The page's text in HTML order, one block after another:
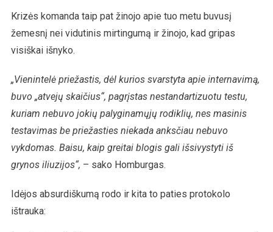
Krizės komanda taip pat žinojo apie tuo metu buvusį
žemesnį nei vidutinis mirtingumą ir žinojo, kad gripas
visiškai išnyko.
„Vienintelė priežastis, dėl kurios svarstyta apie internavimą,
buvo „atvejų skaičius“, pagrįstas nestandartizuotu testu,
kuriam nebuvo jokių palyginamųjų rodiklių, nes masinis
testavimas be priežasties niekada anksčiau nebuvo
vykdomas. Baisu, kaip greitai blogis gali išsivystyti iš
grynos iliuzijos“, – sako Homburgas.
Idėjos absurdiškumą rodo ir kita to paties protokolo
ištrauka: